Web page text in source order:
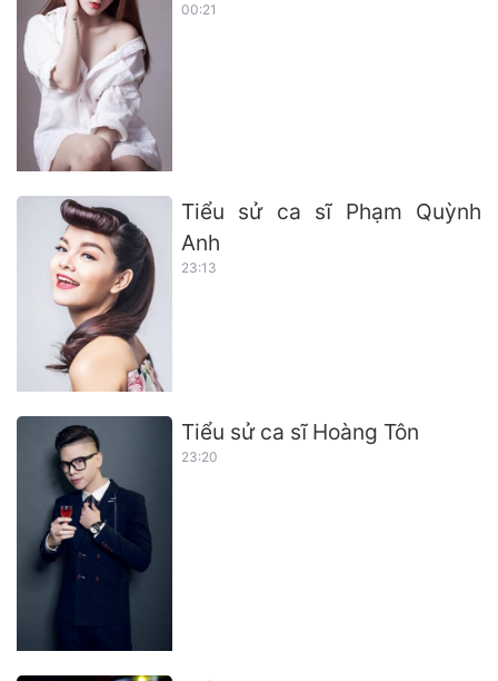
00:21
Tiểu sử ca sĩ Phạm Quỳnh
Anh
23:13
Tiểu sử ca sĩ Hoàng Tôn
23:20